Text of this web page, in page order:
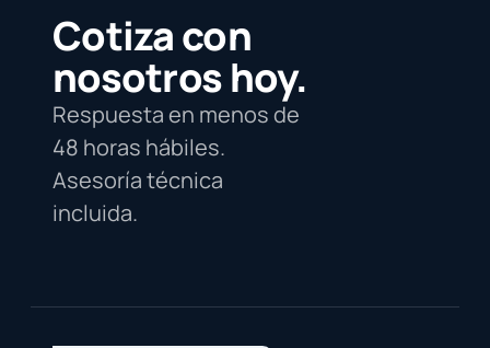
Cotiza con
nosotros hoy.
Respuesta en menos de
48 horas hábiles.
Asesoría técnica
incluida.